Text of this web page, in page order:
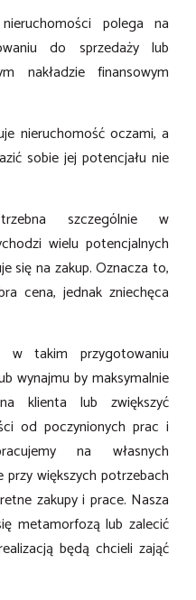
polega na
do sprzedaży lub
nakładzie finansowym
nieruchomość oczami, a
sobie jej potencjału nie
szczególnie w
wielu potencjalnych
się na zakup. Oznacza to,
cena, jednak zniechęca
w takim przygotowaniu
wynajmu by maksymalnie
klienta lub zwiększyć
od poczynionych prac i
na własnych
większych potrzebach
zakupy i prace. Nasza
metamorfozą lub zalecić
będą chcieli zająć